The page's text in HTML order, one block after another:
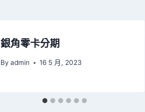
銀角零卡分期
By admin 16 5 月, 2023